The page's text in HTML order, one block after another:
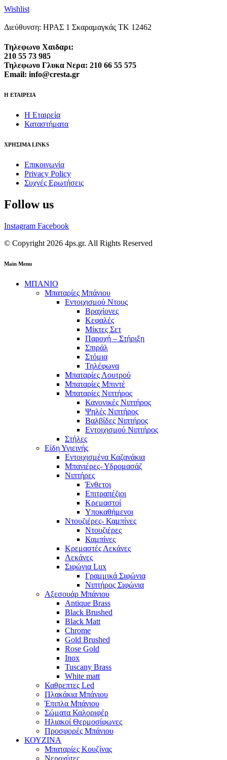
Wishlist
Διεύθυνση: ΗΡΑΣ 1 Σκαραμαγκάς ΤΚ 12462
Τηλεφωνο Χαιδαρι:
210 55 73 985
Τηλεφωνο Γλυκα Νερα: 210 66 55 575
Email: info@cresta.gr
Η ΕΤΑΙΡΕΙΑ
Η Εταιρεία
Καταστήματα
ΧΡΗΣΙΜΑ LINKS
Επικοινωνία
Privacy Policy
Συχνές Ερωτήσεις
Follow us
Instagram Facebook
© Copyright 2026 4ps.gr. All Rights Reserved
Main Menu
ΜΠΑΝΙΟ
Μπαταρίες Μπάνιου
Εντοιχισμού Ντους
Βραχίονες
Κεφαλές
Μίκτες Σετ
Παροχή – Στήριξη
Σπιράλ
Στόμια
Τηλέφωνα
Μπαταρίες Λουτρού
Μπαταρίες Μπιντέ
Μπαταρίες Νιπτήρος
Κανονικές Νιπτήρος
Ψηλές Νιπτήρος
Βαλβίδες Νιπτήρος
Εντοιχισμού Νιπτήρος
Στήλες
Είδη Υγιεινής
Εντοιχισμένα Καζανάκια
Μπανιέρες- Υδρομασάζ
Νιπτήρες
Ένθετοι
Επιτραπέζιοι
Κρεμαστοί
Υποκαθήμενοι
Ντουζιέρες- Καμπίνες
Ντουζιέρες
Καμπίνες
Κρεμαστές Λεκάνες
Λεκάνες
Σιφώνια Lux
Γραμμικά Σιφώνια
Νιπτήρος Σιφώνια
Αξεσουάρ Μπάνιου
Antique Brass
Black Brushed
Black Matt
Chrome
Gold Brushed
Rose Gold
Inox
Tuscany Brass
White matt
Καθρεπτες Led
Πλακάκια Μπάνιου
Έπιπλα Μπάνιου
Σώματα Καλοριφέρ
Ηλιακοί Θερμοσίφωνες
Προσφορές Μπάνιου
ΚΟΥΖΙΝΑ
Μπαταρίες Κουζίνας
Νεροχύτες